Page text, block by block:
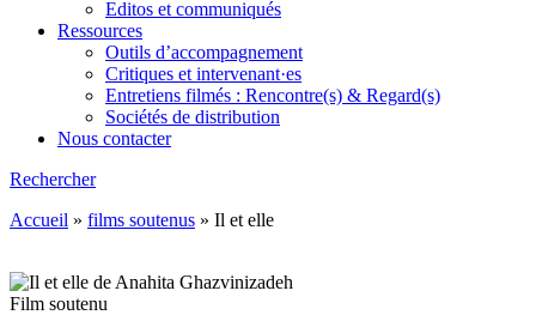
Editos et communiqués
Ressources
Outils d’accompagnement
Critiques et intervenant·es
Entretiens filmés : Rencontre(s) & Regard(s)
Sociétés de distribution
Nous contacter
Rechercher
Accueil » films soutenus » Il et elle
Film soutenu